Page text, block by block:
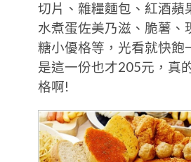
切片、雜糧麵包、紅酒蘋
水煮蛋佐美乃滋、脆薯、
糖小優格等，光看就快飽
是這一份也才205元，真
格啊!